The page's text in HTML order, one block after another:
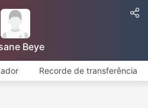
Beye
Recorde de transferência